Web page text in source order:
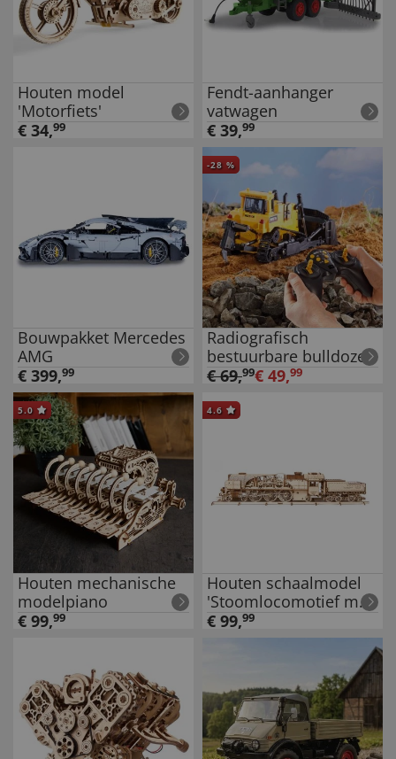
Houten model
'Motorfiets'
€ 34,99
Fendt-aanhanger
vatwagen
€ 39,99
Bouwpakket Mercedes
AMG
€ 399,99
-28 %
Radiografisch
bestuurbare bulldozer
€69,99€ 49,99
5.0
Houten mechanische
modelpiano
€ 99,99
4.6
Houten schaalmodel
'Stoomlocomotief met
tender'
€ 99,99